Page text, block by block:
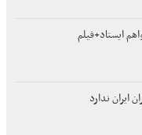
ایستاد+فیلم
ایران ندارد